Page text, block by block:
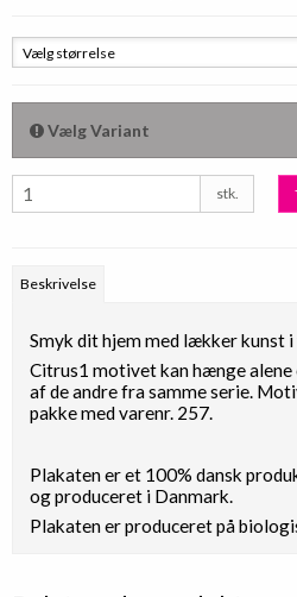
Vælg størrelse
Vælg Variant
stk.
Beskrivelse
Smyk dit hjem med lækker kunst
Citrus1 motivet kan hænge alene
af de andre fra samme serie.
pakke med varenr. 257.
Plakaten er et 100% dansk
og produceret i Danmark.
Plakaten er produceret på